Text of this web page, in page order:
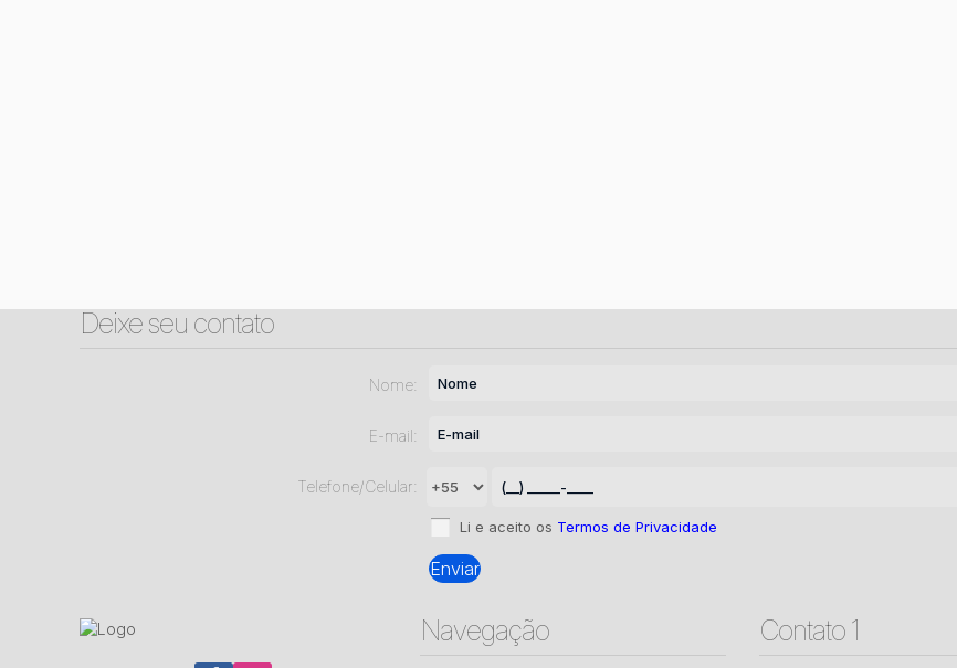
Deixe seu contato
Nome:
E-mail:
Telefone/Celular:
Li e aceito os Termos de Privacidade
Navegação Contato 1